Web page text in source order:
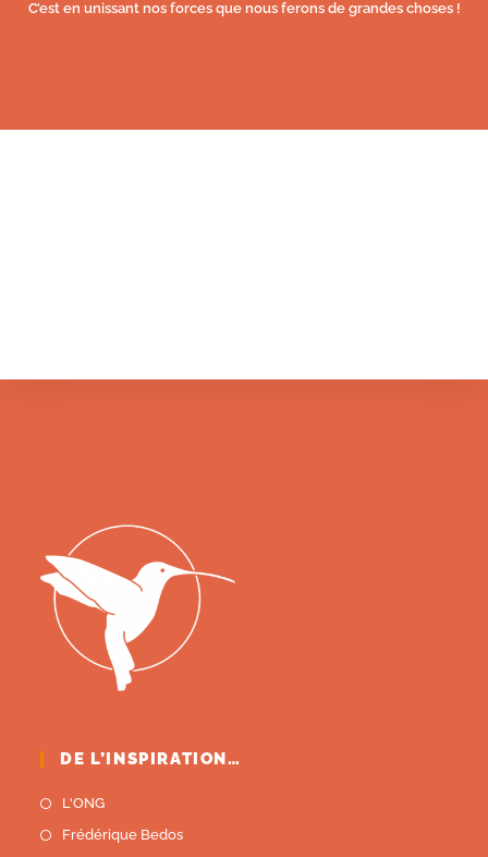
C’est en unissant nos forces que nous ferons de grandes choses !
DE L’INSPIRATION…
L'ONG
Frédérique Bedos